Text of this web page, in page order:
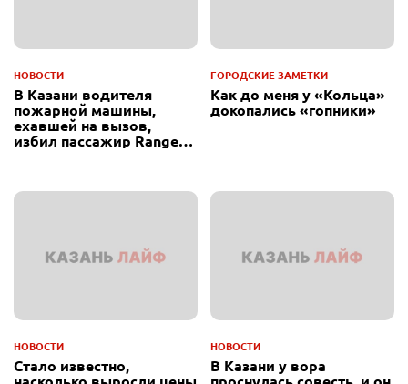
НОВОСТИ
В Казани водителя
пожарной машины,
ехавшей на вызов,
избил пассажир Range
ГОРОДСКИЕ ЗАМЕТКИ
Как до меня у «Кольца»
докопались «гопники»
НОВОСТИ
Стало известно,
НОВОСТИ
В Казани у вора